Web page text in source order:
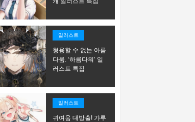
일러스트
형용할 수 없는 아름
다움. ‘하름다워’ 일
러스트 특집
일러스트
귀여움 대방출! 갸루